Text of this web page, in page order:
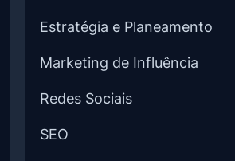
Estratégia e Planeamento
Marketing de Influência
Redes Sociais
SEO